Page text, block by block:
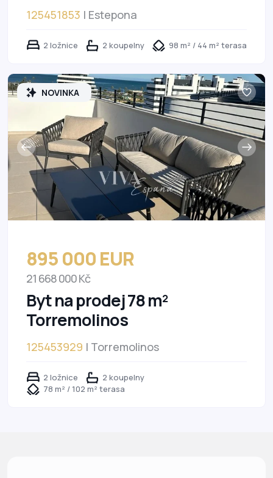
125451853 | Estepona
2 ložnice 2 koupelny 98 m² / 44 m² terasa
NOVINKA
895 000 EUR
21 668 000 Kč
Byt na prodej 78 m²
Torremolinos
125453929 | Torremolinos
2 ložnice
2 koupelny
78 m² / 102 m² terasa